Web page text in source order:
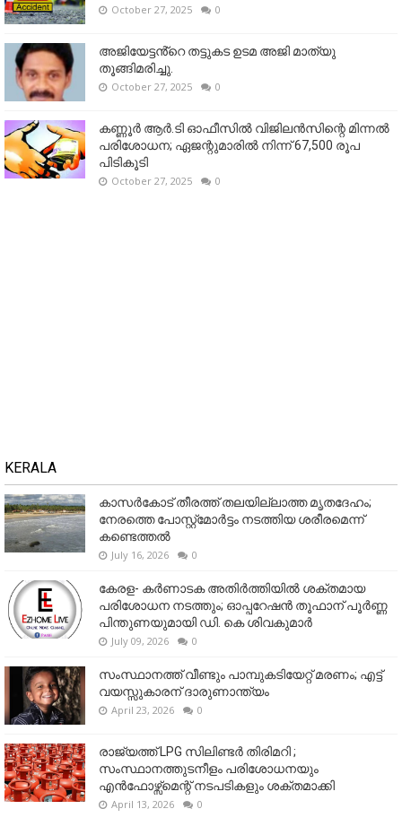
October 27, 2025 0
അജിയേട്ടൻ്റെ തട്ടുകട ഉടമ അജി മാത്യു
തൂങ്ങിമരിച്ചു.
October 27, 2025 0
കണ്ണൂര്‍ ആര്‍.ടി ഓഫീസില്‍ വിജിലൻസിന്റെ മിന്നല്‍
പരിശോധന; ഏജന്റുമാരില്‍ നിന്ന് 67,500 രൂപ
പിടികൂടി
October 27, 2025 0
KERALA
കാസർകോട് തീരത്ത് തലയില്ലാത്ത മൃതദേഹം;
നേരത്തെ പോസ്റ്റ്‌മോർട്ടം നടത്തിയ ശരീരമെന്ന്
കണ്ടെത്തൽ
July 16, 2026 0
കേരള- കർണാടക അതിർത്തിയിൽ ശക്തമായ
പരിശോധന നടത്തും; ഓപ്പറേഷൻ തൂഫാന് പൂർണ്ണ
പിന്തുണയുമായി ഡി. കെ ശിവകുമാർ
July 09, 2026 0
സംസ്ഥാനത്ത് വീണ്ടും പാമ്പുകടിയേറ്റ് മരണം; എട്ട്
വയസ്സുകാരന് ദാരുണാന്ത്യം
April 23, 2026 0
രാജ്യത്ത് LPG സിലിണ്ടർ തിരിമറി ;
സംസ്ഥാനത്തുടനീളം പരിശോധനയും
എൻഫോഴ്സ്മെന്റ് നടപടികളും ശക്തമാക്കി
April 13, 2026 0